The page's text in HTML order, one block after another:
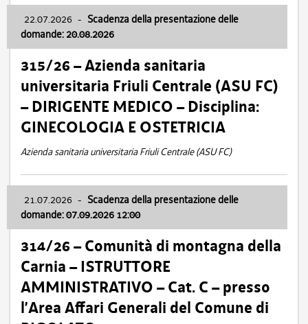
22.07.2026 - Scadenza della presentazione delle
domande: 20.08.2026
315/26 – Azienda sanitaria
universitaria Friuli Centrale (ASU FC)
– DIRIGENTE MEDICO – Disciplina:
GINECOLOGIA E OSTETRICIA
Azienda sanitaria universitaria Friuli Centrale (ASU FC)
21.07.2026 - Scadenza della presentazione delle
domande: 07.09.2026 12:00
314/26 – Comunità di montagna della
Carnia – ISTRUTTORE
AMMINISTRATIVO – Cat. C – presso
l’Area Affari Generali del Comune di